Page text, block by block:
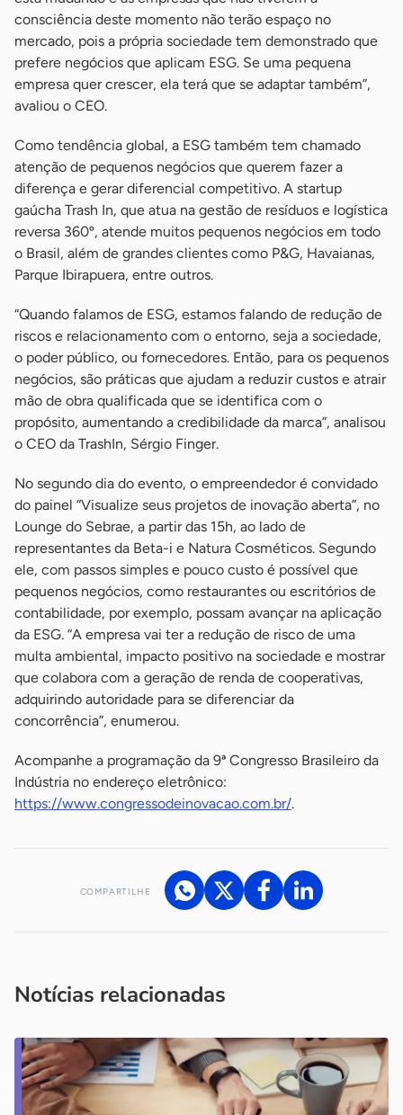
consciência deste momento não terão espaço no
mercado, pois a própria sociedade tem demonstrado que
prefere negócios que aplicam ESG. Se uma pequena
empresa quer crescer, ela terá que se adaptar também”,
avaliou o CEO.
Como tendência global, a ESG também tem chamado
atenção de pequenos negócios que querem fazer a
diferença e gerar diferencial competitivo. A startup
gaúcha Trash In, que atua na gestão de resíduos e logística
reversa 360º, atende muitos pequenos negócios em todo
o Brasil, além de grandes clientes como P&G, Havaianas,
Parque Ibirapuera, entre outros.
“Quando falamos de ESG, estamos falando de redução de
riscos e relacionamento com o entorno, seja a sociedade,
o poder público, ou fornecedores. Então, para os pequenos
negócios, são práticas que ajudam a reduzir custos e atrair
mão de obra qualificada que se identifica com o
propósito, aumentando a credibilidade da marca”, analisou
o CEO da TrashIn, Sérgio Finger.
No segundo dia do evento, o empreendedor é convidado
do painel “Visualize seus projetos de inovação aberta”, no
Lounge do Sebrae, a partir das 15h, ao lado de
representantes da Beta-i e Natura Cosméticos. Segundo
ele, com passos simples e pouco custo é possível que
pequenos negócios, como restaurantes ou escritórios de
contabilidade, por exemplo, possam avançar na aplicação
da ESG. “A empresa vai ter a redução de risco de uma
multa ambiental, impacto positivo na sociedade e mostrar
que colabora com a geração de renda de cooperativas,
adquirindo autoridade para se diferenciar da
concorrência”, enumerou.
Acompanhe a programação da 9ª Congresso Brasileiro da
Indústria no endereço eletrônico:
https://www.congressodeinovacao.com.br/.
COMPARTILHE
Notícias relacionadas